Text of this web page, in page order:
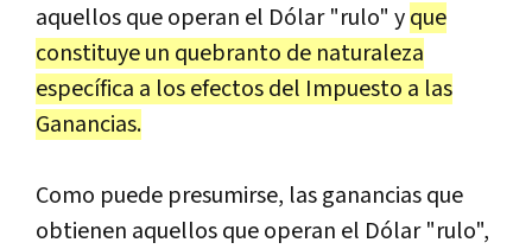
aquellos que operan el Dólar "rulo" yque
constituye un quebranto de naturaleza
específica a los efectos del Impuesto a las
Ganancias.
Como puede presumirse, las ganancias que
obtienen aquellos que operan el Dólar "rulo",